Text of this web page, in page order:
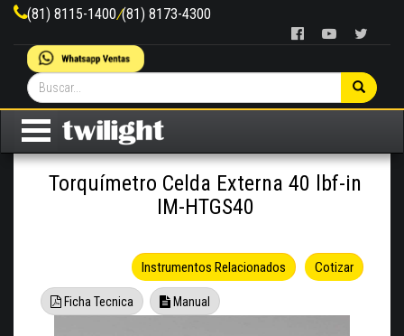
(81) 8115-1400/(81) 8173-4300
Torquímetro Celda Externa 40 lbf-in
IM-HTGS40
Cotizar
Instrumentos Relacionados
Ficha Tecnica Manual